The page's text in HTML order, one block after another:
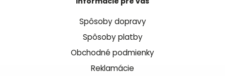
Spôsoby dopravy
Spôsoby platby
Obchodné podmienky
Reklamácie